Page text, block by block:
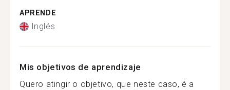
APRENDE
Inglés
Mis objetivos de aprendizaje
Quero atingir o objetivo, que neste caso, é a